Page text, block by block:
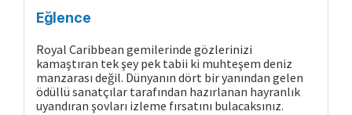
Eğlence
Royal Caribbean gemilerinde gözlerinizi
kamaştıran tek şey pek tabii ki muhteşem deniz
manzarası değil. Dünyanın dört bir yanından gelen
ödüllü sanatçılar tarafından hazırlanan hayranlık
uyandıran şovları izleme fırsatını bulacaksınız.